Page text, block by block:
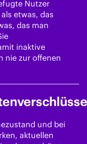
Nutzer
etwas, das
das man
inaktive
nie zur offenen
und bei
aktuellen